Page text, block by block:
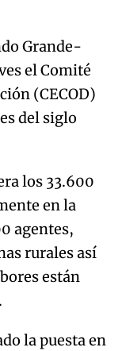
Grande-
el Comité
(CECOD)
del siglo
los 33.600
en la
agentes,
rurales así
están
la puesta en